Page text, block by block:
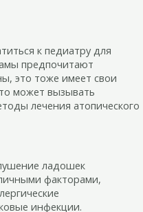
к педиатру для
предпочитают
это тоже имеет свои
может вызывать
лечения атопического
ладошек
факторами,
инфекции.